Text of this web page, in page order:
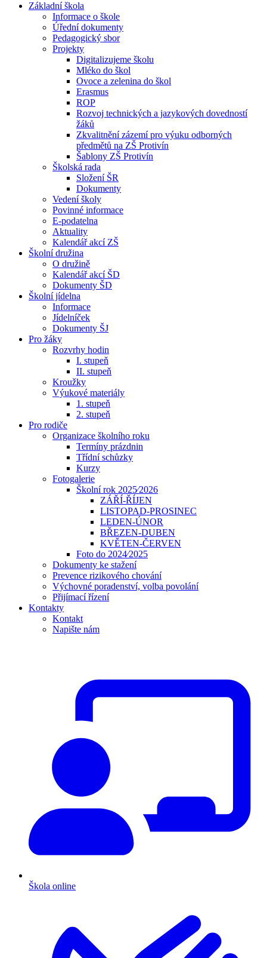
Základní škola
Informace o škole
Úřední dokumenty
Pedagogický sbor
Projekty
Digitalizujeme školu
Mléko do škol
Ovoce a zelenina do škol
Erasmus
ROP
Rozvoj technických a jazykových dovedností
žáků
Zkvalitnění zázemí pro výuku odborných
předmětů na ZŠ Protivín
Šablony ZŠ Protivín
Školská rada
Složení ŠR
Dokumenty
Vedení školy
Povinné informace
E-podatelna
Aktuality
Kalendář akcí ZŠ
Školní družina
O družině
Kalendář akcí ŠD
Dokumenty ŠD
Školní jídelna
Informace
Jídelníček
Dokumenty ŠJ
Pro žáky
Rozvrhy hodin
I. stupeň
II. stupeň
Kroužky
Výukové materiály
1. stupeň
2. stupeň
Pro rodiče
Organizace školního roku
Termíny prázdnin
Třídní schůzky
Kurzy
Fotogalerie
Školní rok 2025⁄2026
ZÁŘÍ-ŘÍJEN
LISTOPAD-PROSINEC
LEDEN-ÚNOR
BŘEZEN-DUBEN
KVĚTEN-ČERVEN
Foto do 2024⁄2025
Dokumenty ke stažení
Prevence rizikového chování
Výchovné poradenství, volba povolání
Přijímací řízení
Kontakty
Kontakt
Napište nám
Škola online